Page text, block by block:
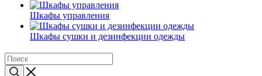
Шкафы управления
Шкафы сушки и дезинфекции одежды